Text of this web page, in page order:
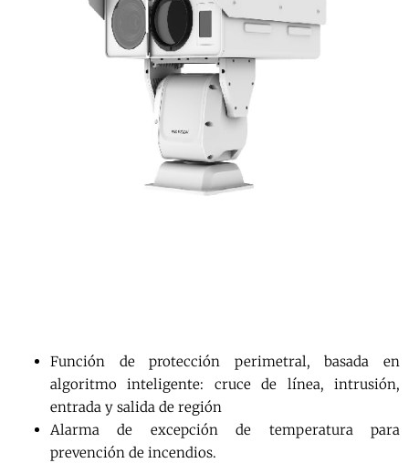
Función de protección perimetral, basada en
algoritmo inteligente: cruce de línea, intrusión,
entrada y salida de región
Alarma de excepción de temperatura para
prevención de incendios.